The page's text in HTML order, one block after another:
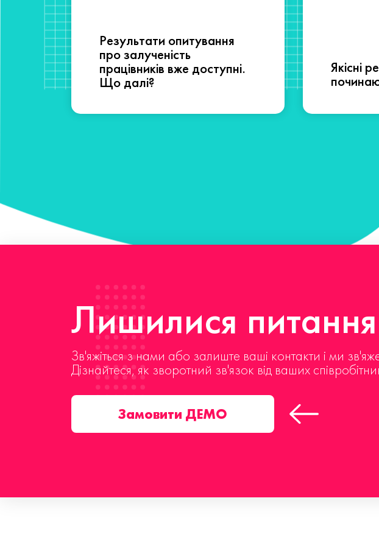
Результати опитування
про залученість
працівників вже доступні.
Що далі?
Якісні
Лишилися
Зв'яжіться з нами або залиште ваші контакти і ми
Дізнайтеся, як зворотний зв'язок від ваших
Замовити ДЕМО